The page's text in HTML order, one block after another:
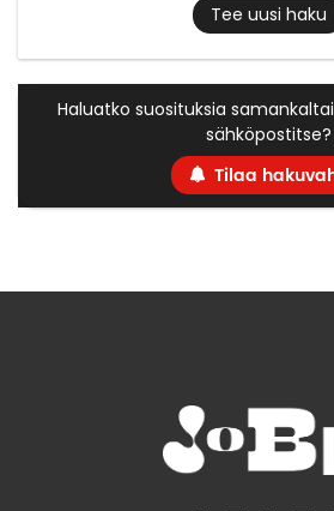
Tee uusi haku
Haluatko suosituksia
sähköpostitse?
Tilaa